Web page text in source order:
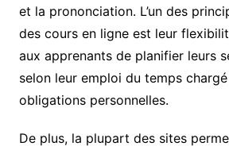
et la prononciation. L’un des
des cours en ligne est leur
aux apprenants de planifier leurs
selon leur emploi du temps
obligations personnelles.
De plus, la plupart des sites